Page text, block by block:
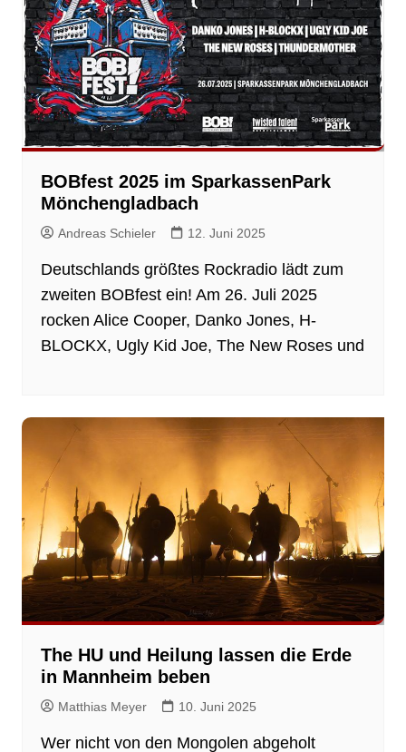
BOBfest 2025 im SparkassenPark
Mönchengladbach
Andreas Schieler 12. Juni 2025
Deutschlands größtes Rockradio lädt zum
zweiten BOBfest ein! Am 26. Juli 2025
rocken Alice Cooper, Danko Jones, H-
BLOCKX, Ugly Kid Joe, The New Roses und
The HU und Heilung lassen die Erde
in Mannheim beben
Matthias Meyer 10. Juni 2025
Wer nicht von den Mongolen abgeholt